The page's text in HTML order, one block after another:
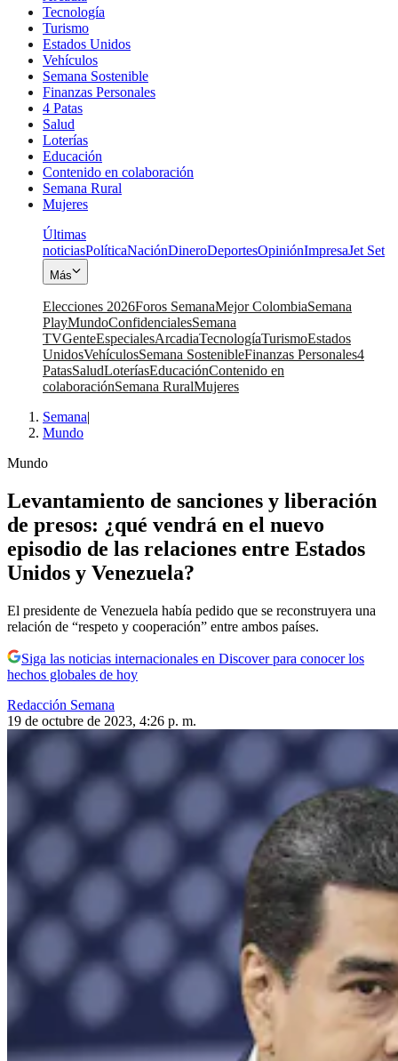
Tecnología
Turismo
Estados Unidos
Vehículos
Semana Sostenible
Finanzas Personales
4 Patas
Salud
Loterías
Educación
Contenido en colaboración
Semana Rural
Mujeres
Últimas
noticiasPolíticaNaciónDineroDeportesOpiniónImpresaJet Set
Más
Elecciones 2026Foros SemanaMejor ColombiaSemana
PlayMundoConfidencialesSemana
TVGenteEspecialesArcadiaTecnologíaTurismoEstados
UnidosVehículosSemana SostenibleFinanzas Personales4
PatasSaludLoteríasEducaciónContenido en
colaboraciónSemana RuralMujeres
Semana|
Mundo
Mundo
Levantamiento de sanciones y liberación
de presos: ¿qué vendrá en el nuevo
episodio de las relaciones entre Estados
Unidos y Venezuela?
El presidente de Venezuela había pedido que se reconstruyera una
relación de “respeto y cooperación” entre ambos países.
Siga las noticias internacionales en Discover para conocer los
hechos globales de hoy
Redacción Semana
19 de octubre de 2023, 4:26 p. m.